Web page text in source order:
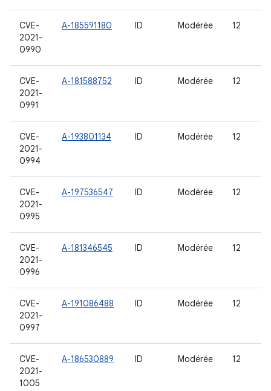
CVE-
2021-
0990
A-185591180 ID Modérée 12
CVE-
2021-
0991
A-181588752 ID Modérée 12
CVE-
2021-
0994
A-193801134 ID Modérée 12
CVE-
2021-
0995
A-197536547 ID Modérée 12
CVE-
2021-
0996
A-181346545 ID Modérée 12
CVE-
2021-
0997
A-191086488 ID Modérée 12
CVE-
2021-
1005
A-186530889 ID Modérée 12